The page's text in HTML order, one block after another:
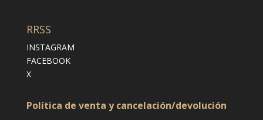
RRSS
INSTAGRAM
FACEBOOK
X
Política de venta y cancelación/devolución